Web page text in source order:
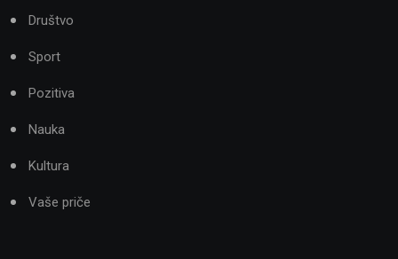
Društvo
Sport
Pozitiva
Nauka
Kultura
Vaše priče